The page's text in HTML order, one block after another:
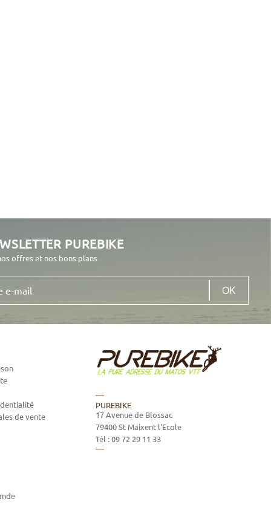
PUREBIKE
offres et nos bons plans
de vente
PUREBIKE
17 Avenue de Blossac
79400St Maixent l'Ecole
Tél :09 72 29 11 33